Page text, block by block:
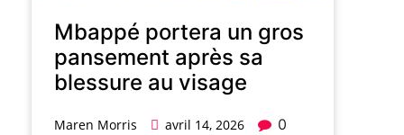
Mbappé portera un gros
pansement après sa
blessure au visage
Maren Morris avril 14, 2026 0